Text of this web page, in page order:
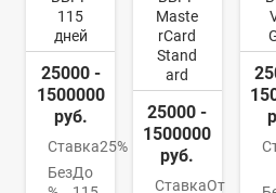
115
дней
25000 -
1500000
руб.
Ставка25%
БезДо
Maste
rCard
Stand
ard
25000 -
1500000
руб.
СтавкаОт